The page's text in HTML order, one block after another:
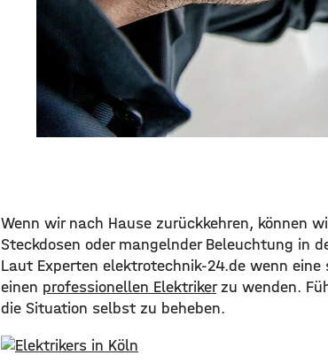
Wenn wir nach Hause zurückkehren, können
Steckdosen oder mangelnder Beleuchtung in
Laut Experten elektrotechnik-24.de wenn
einen professionellen Elektrikerzu wenden.
die Situation selbst zu beheben.